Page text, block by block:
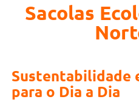
Sacolas
Sustentabilidade
para o Dia a Dia